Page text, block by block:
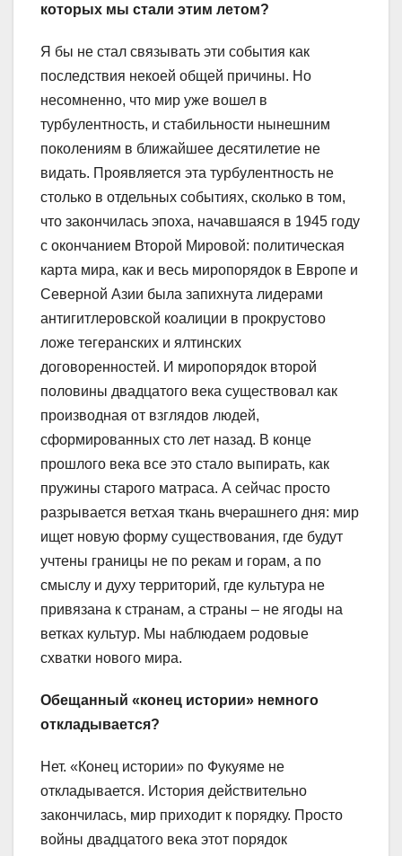
которых мы стали этим летом?
Я бы не стал связывать эти события как
последствия некоей общей причины. Но
несомненно, что мир уже вошел в
турбулентность, и стабильности нынешним
поколениям в ближайшее десятилетие не
видать. Проявляется эта турбулентность не
столько в отдельных событиях, сколько в том,
что закончилась эпоха, начавшаяся в 1945 году
с окончанием Второй Мировой: политическая
карта мира, как и весь миропорядок в Европе и
Северной Азии была запихнута лидерами
антигитлеровской коалиции в прокрустово
ложе тегеранских и ялтинских
договоренностей. И миропорядок второй
половины двадцатого века существовал как
производная от взглядов людей,
сформированных сто лет назад. В конце
прошлого века все это стало выпирать, как
пружины старого матраса. А сейчас просто
разрывается ветхая ткань вчерашнего дня: мир
ищет новую форму существования, где будут
учтены границы не по рекам и горам, а по
смыслу и духу территорий, где культура не
привязана к странам, а страны – не ягоды на
ветках культур. Мы наблюдаем родовые
схватки нового мира.
Обещанный «конец истории» немного
откладывается?
Нет. «Конец истории» по Фукуяме не
откладывается. История действительно
закончилась, мир приходит к порядку. Просто
войны двадцатого века этот порядок